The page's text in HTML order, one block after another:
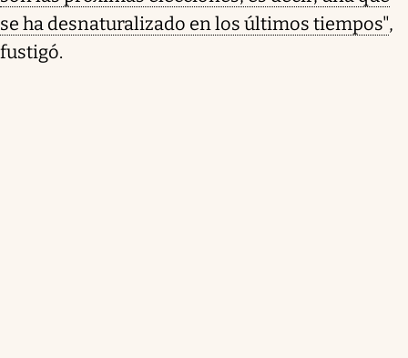
se ha desnaturalizado en los últimos tiempos",
fustigó.